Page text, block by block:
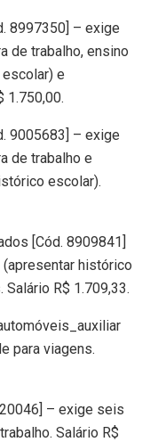
8997350] – exige
de trabalho, ensino
e
1.750,00.
9005683] – exige
de trabalho e
escolar).
[Cód. 8909841]
histórico
R$ 1.709,33.
para viagens.
– exige seis
Salário R$